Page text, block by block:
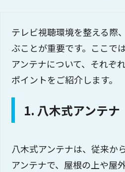
テレビ視聴環境を整える際
ぶことが重要です。ここで
アンテナについて、それぞ
ポイントをご紹介します。
1. 八木式アンテナ
八木式アンテナは、従来か
アンテナで、屋根の上や屋